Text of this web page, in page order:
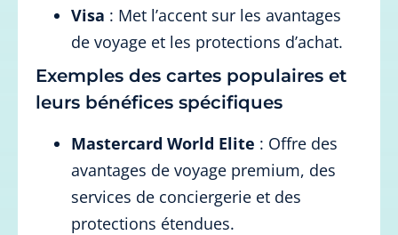
Visa : Met l’accent sur les avantages
de voyage et les protections d’achat.
Exemples des cartes populaires et
leurs bénéfices spécifiques
Mastercard World Elite : Offre des
avantages de voyage premium, des
services de conciergerie et des
protections étendues.